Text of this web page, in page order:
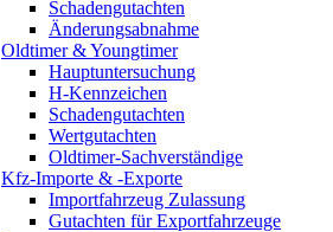
Schadengutachten
Änderungsabnahme
Oldtimer & Youngtimer
Hauptuntersuchung
H-Kennzeichen
Schadengutachten
Wertgutachten
Oldtimer-Sachverständige
Kfz-Importe & -Exporte
Importfahrzeug Zulassung
Gutachten für Exportfahrzeuge